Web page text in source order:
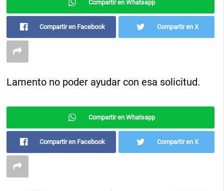
Compartir en Whatsapp
Compartir en Facebook Compartir en X
Lamento no poder ayudar con esa solicitud.
Compartir en Whatsapp
Compartir en Facebook Compartir en X